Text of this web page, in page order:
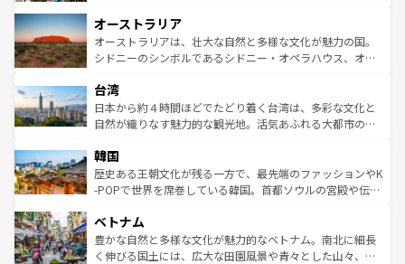
部のニューオーリンズでは、音楽と美食が融合した独特の
文化が魅力。旅行者はアメリカの各地域で異なる魅力を楽
しみながら、その多様性と豊かな歴史を感じることができ
ならではの贅沢な旅のスタイルだ。 なお、新着のアメリカ
情報はコンテンツ一覧を参照してほしい。
ワイ島は見逃せない。また、定番の観光地といえばオアフ
島だが、静かな自然を求めるならマウイ島やカウアイ島が
おすすめ。エメラルドグリーンに輝く海をはじめ、豊かな
れるおもてなしの心で訪れる人々を迎えてくれるハワイの
人々、おいしいローカルフードやハワイアンミュージッ
ク、伝統的なフラダンスなど、すべてがハワイの魅力を彩
ワイを、存分に味わってほしい。 なお、新着のハワイ情報
はコンテンツ一覧を参照してほしい。
オーストラリア
オーストラリアは、壮大な自然と多様な文化が魅力の国。
シドニーのシンボルであるシドニー・オペラハウス、オー
リアリーフや大陸中央部にそびえるウルル（エアーズロッ
ク）、タスマニアの美しい原生林やケアンズの熱帯雨林な
ど、見どころがたくさん。また、カフェやワイン、オージ
いる。アクティビティも充実しており、サーフィンやダイ
ビング、ハイキングなど、アウトドア好きにはたまらな
い。オーストラリアの多彩な魅力を存分に味わいつくそ
参照してほしい。
台湾
日本から約４時間ほどでたどり着く台湾は、多彩な文化と
自然が織りなす魅力的な観光地。活気あふれる大都市の台
ン）、静ひつな山岳地帯である台湾東部など、都市の喧騒
と山間の静けさが共存しており、訪れる人に新しい発見と
驚きをもたらしてくれる。また、奥深い台湾の食文化も魅
容にもいいと評判のスイーツなど、バラエティ豊かな料理
が味わえる。 なお、新着の台湾情報は コンテンツ一覧を参
照してほしい。
韓国
歴史ある王朝文化が残る一方で、最先端のファッションやK
-POPで世界を席巻している韓国。首都ソウルの宮殿や伝統
き、地方に足を延ばせば四季折々の自然美を楽しむことが
できる。そして、キムチや焼肉、絶品のストリートフード
まで、さまざまな韓国料理が待っている。夜には、韓国な
ベトナム
豊かな自然と多様な文化が魅力的なベトナム。南北に細長
く伸びる国土には、広大な田園風景や青々とした山々、世